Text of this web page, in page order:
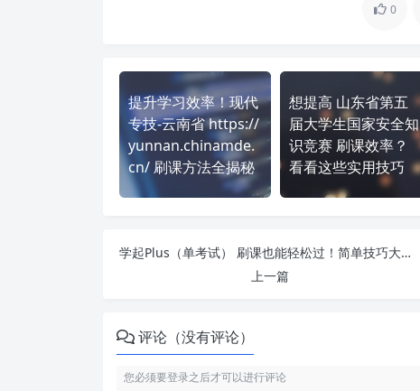
0
提升学习效率！现代
专技-云南省 https://
yunnan.chinamde.
cn/ 刷课方法全揭秘
想提高 山东省第五
届大学生国家安全知
识竞赛 刷课效率？
看看这些实用技巧
学起Plus（单考试） 刷课也能轻松过！简单技巧大公开
上一篇
评论（没有评论）